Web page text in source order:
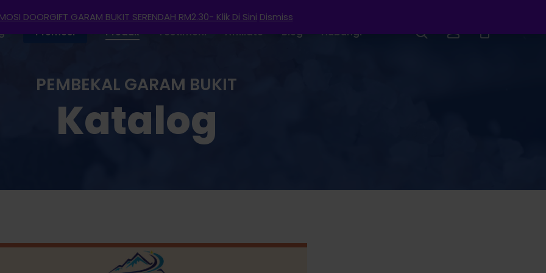
DOORGIFT GARAM BUKIT SERENDAH RM2.30- Klik Di Sini Dismiss
Promosi Produk Testimoni Affiliate Blog Hubungi searchaccount
PEMBEKAL GARAM BUKIT
Katalog